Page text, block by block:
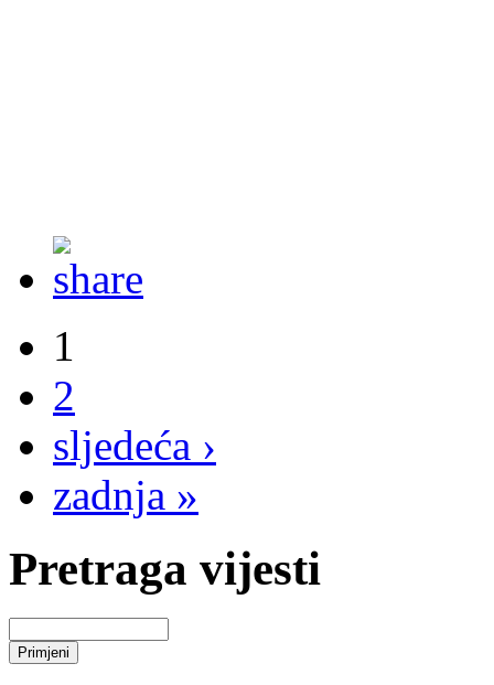
1
2
sljedeća ›
zadnja »
Pretraga vijesti